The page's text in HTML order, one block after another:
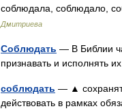
соблюдала, соблюдало,
Дмитриева
Соблюдать — В Библии
признавать и исполнять
соблюдать — ▲
действовать в рамках